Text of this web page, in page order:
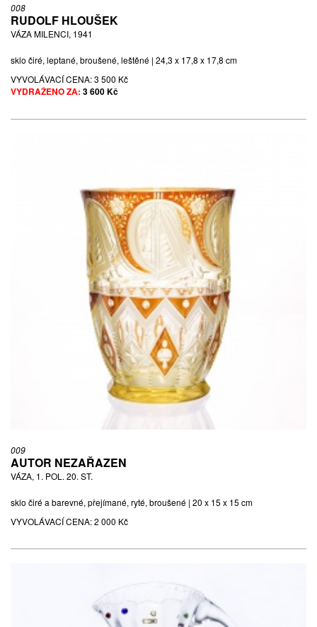
008
RUDOLF HLOUŠEK
VÁZA MILENCI, 1941
sklo čiré, leptané, broušené, leštěné | 24,3 x 17,8 x 17,8 cm
VYVOLÁVACÍ CENA:3 500 Kč
VYDRAŽENO ZA: 3 600 Kč
009
AUTOR NEZAŘAZEN
VÁZA, 1. POL. 20. ST.
sklo čiré a barevné, přejímané, ryté, broušené | 20 x 15 x 15 cm
VYVOLÁVACÍ CENA:2 000 Kč